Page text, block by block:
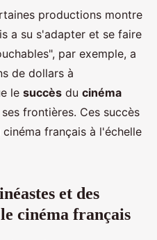
productions montre
a su s'adapter et se faire
par exemple, a
de dollars à
le succès du cinéma
frontières. Ces succès
français à l'échelle
et des
cinéma français